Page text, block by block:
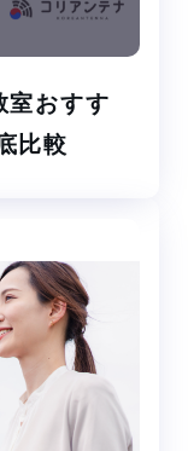
室おすす
比較